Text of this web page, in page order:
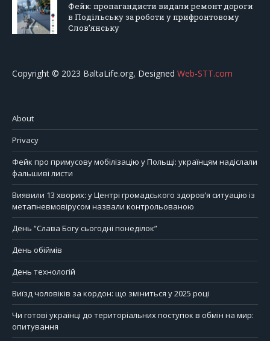
Фейк: пропагандисти видали ремонт дороги
в Подільську за роботи у прифронтовому
Слов’янську
Copyright © 2023 BaltaLife.org, Designed Web-STT.com
About
Privacy
Фейк про примусову мобілізацію у Польщі: українцям надіслали
фальшиві листи
Виявили 13 хворих: у Центрі громадського здоров’я ситуацію із
метапневмовірусом назвали контрольованою
День “Слава Богу сьогодні понеділок”
День обіймів
День технологій
Виїзд чоловіків за кордон: що зміниться у 2025 році
Чи готові українці до територіальних поступок в обмін на мир:
опитування